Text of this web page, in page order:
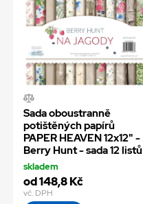
Sada oboustranně
potištěných papírů
PAPER HEAVEN 12x12" -
Berry Hunt - sada 12 listů
skladem
od 148,8 Kč
vč. DPH